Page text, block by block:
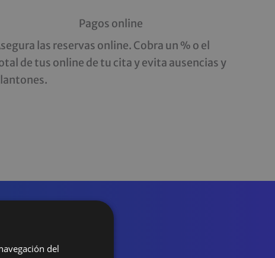
Pagos online
las reservas online. Cobra un % o el
de tus online de tu cita y evita ausencias y
del